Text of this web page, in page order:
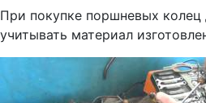
При покупке поршневых колец
учитывать материал